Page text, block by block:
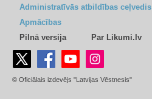
Administratīvās atbildības ceļvedis
Apmācības
Pilnā versija
Par Likumi.lv
© Oficiālais izdevējs "Latvijas Vēstnesis"